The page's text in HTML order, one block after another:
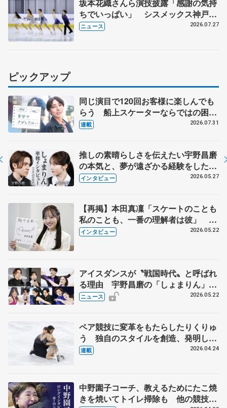
坂本花織さんら演技披露「感謝の気持
ちでいっぱい」 シスメックス神戸ア
イスキャンパス開場1周年イベント
ニュース 2026.07.27
ピックアップ
同じ演目で120回お客様に楽しんでも
らう 船上スケーターならではの困難
とは 影響あったPIW前キャプテン松
連載 2026.07.31
推しの素晴らしさを伝えたい宇野昌磨
の本気と、夢が遠ざかる経験をした本
田真凜の覚悟
インタビュー 2026.05.27
【再掲】本田真凜「スケートのことも
私のことも、一番の理解者は彼」 引
退時の単独インタビューで語った競技
インタビュー 2026.05.22
アイスダンスが〝戦国時代〟と呼ばれ
る理由 宇野昌磨の「しょまりん」ら
実力者が相次いで参戦 国内の競争激
ニュース 2026.05.22
ペア競技に変革をもたらしたりくりゅ
う 独自のスタイルを創造、発明した
【引退発表後②】
連載 2026.04.24
中野園子コーチ、教えるためにたこ焼
きを焼いてトイレ掃除も 他の競技に